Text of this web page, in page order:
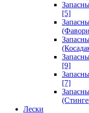
[5]
[9]
[7]
Лески